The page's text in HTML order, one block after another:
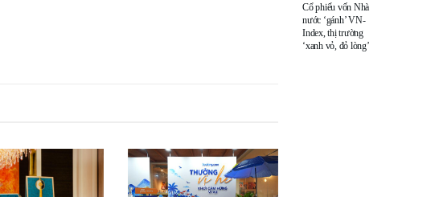
Cổ phiếu vốn Nhà
nước ‘gánh’ VN-
Index, thị trường
‘xanh vỏ, đỏ lòng’